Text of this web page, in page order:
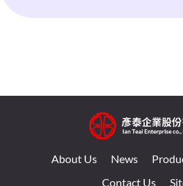
About Us News
Contact Us